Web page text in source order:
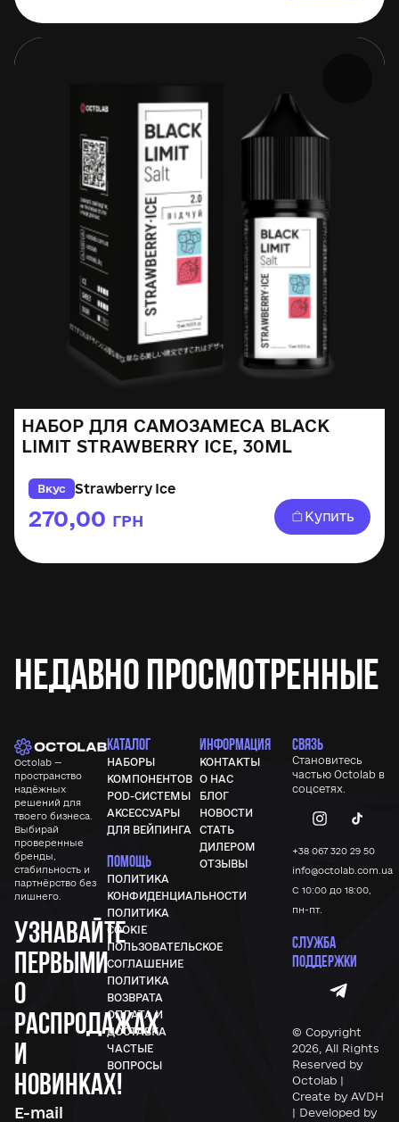
НАБОР ДЛЯ САМОЗАМЕСА BLACK
LIMIT STRAWBERRY ICE, 30ML
Вкус Strawberry Ice
270,00 ГРН Купить
Недавно просмотренные
Octolab —
пространство
надёжных
решений для
твоего бизнеса.
Выбирай
проверенные
бренды,
стабильность и
партнёрство без
лишнего.
Узнавайте
первыми
о
распродажах
и
новинках!
КАТАЛОГ
НАБОРЫ
КОМПОНЕНТОВ
POD-СИСТЕМЫ
АКСЕССУАРЫ
ДЛЯ ВЕЙПИНГА
ПОМОЩЬ
ПОЛИТИКА
КОНФИДЕНЦИАЛЬНОСТИ
ПОЛИТИКА
COOKIE
ПОЛЬЗОВАТЕЛЬСКОЕ
СОГЛАШЕНИЕ
ПОЛИТИКА
ВОЗВРАТА
ОПЛАТА И
ДОСТАВКА
ЧАСТЫЕ
ВОПРОСЫ
ИНФОРМАЦИЯ
КОНТАКТЫ
О НАС
БЛОГ
НОВОСТИ
СТАТЬ
ДИЛЕРОМ
ОТЗЫВЫ
СВЯЗЬ
Становитесь
частью Octolab в
соцсетях.
+38 067 320 29 50
info@octolab.com.ua
С 10:00 до 18:00,
пн-пт.
СЛУЖБА
ПОДДЕРЖКИ
© Copyright
2026, All Rights
Reserved by
Octolab |
Create by AVDH
| Developed by